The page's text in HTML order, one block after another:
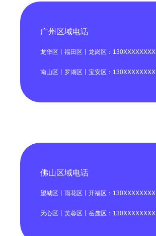
广州区域电话
龙华区丨福田区丨龙岗区：130XXXXXXXX
南山区丨罗湖区丨宝安区：130XXXXXXXX
佛山区域电话
望城区丨雨花区丨开福区：130XXXXXXXX
天心区丨芙蓉区丨岳麓区：130XXXXXXXX